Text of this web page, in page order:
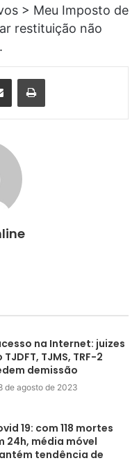
> Meu Imposto de
restituição não
Compartilhar via e-mail Imprimir
na Internet: juizes
TJDFT, TJMS, TRF-2
demissão
de agosto de 2023
19: com 118 mortes
24h, média móvel
tendência de